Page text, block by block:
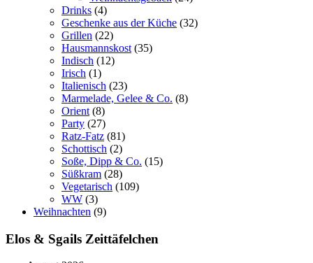
Drinks (4)
Geschenke aus der Küche (32)
Grillen (22)
Hausmannskost (35)
Indisch (12)
Irisch (1)
Italienisch (23)
Marmelade, Gelee & Co. (8)
Orient (8)
Party (27)
Ratz-Fatz (81)
Schottisch (2)
Soße, Dipp & Co. (15)
Süßkram (28)
Vegetarisch (109)
WW (3)
Weihnachten (9)
Elos & Sgails Zeittäfelchen